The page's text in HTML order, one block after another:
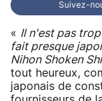
Suivez-
« Il n'est pas
fait presque
Nihon Shoken
tout heureux,
japonais de